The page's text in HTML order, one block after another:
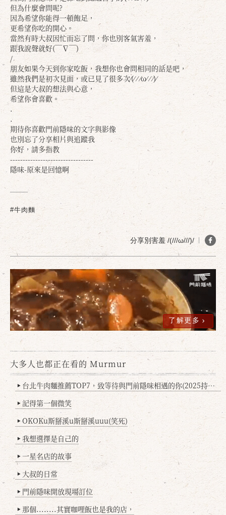
但為什麼會問呢?
因為希望你能得一頓飽足，
更希望你吃的開心。
當然有時大叔因忙而忘了問，你也別客氣害羞，
跟我說聲就好(￣∇￣)
/
朋友如果今天到你家吃飯，我想你也會問相同的話是吧，
雖然我們是初次見面，或已見了很多次⁄(⁄ ⁄ ⁄ω⁄ ⁄ ⁄)⁄
但這是大叔的想法與心意，
希望你會喜歡。
.
.
期待你喜歡門前隱味的文字與影像
也別忘了分享相片與追蹤我
你好，請多指教
---------------------------------
隱味-原來是回憶啊
#牛肉麵
分享別害羞 /(///ω///)/
了解更多
大多人也都正在看的 Murmur
▶ 台北牛肉麵推薦TOP7，致等待與門前隱味相遇的你(2025持續更新
▶ 記得第一個微笑
▶ OKOKu斯掰溪u斯掰溪uuu(笑死)
▶ 我想選擇是自己的
▶ 一星名店的故事
▶ 大叔的日常
▶ 門前隱味開放現場訂位
▶ 那個........其實咖哩飯也是我的店，
確定 取消